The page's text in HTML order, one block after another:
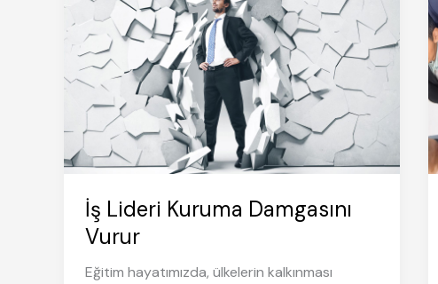
İş Lideri Kuruma Damgasını
Vurur
Eğitim hayatımızda, ülkelerin kalkınması